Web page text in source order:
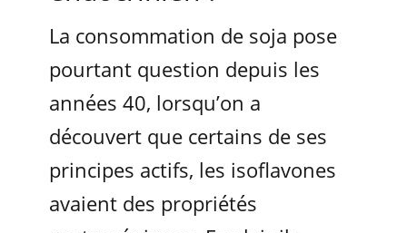
La consommation de soja pose
pourtant question depuis les
années 40, lorsqu’on a
découvert que certains de ses
principes actifs, les isoflavones
avaient des propriétés